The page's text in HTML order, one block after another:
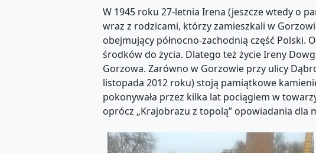
W 1945 roku 27-letnia Irena (jeszcze wtedy o
wraz z rodzicami, którzy zamieszkali w
obejmujący północno-zachodnią część Polski.
środków do życia. Dlatego też życie Ireny
Gorzowa. Zarówno w Gorzowie przy ulicy
listopada 2012 roku) stoją pamiątkowe
pokonywała przez kilka lat pociągiem w
oprócz „Krajobrazu z topolą” opowiadania dla